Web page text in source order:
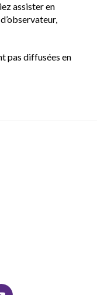
assister en
pas diffusées en